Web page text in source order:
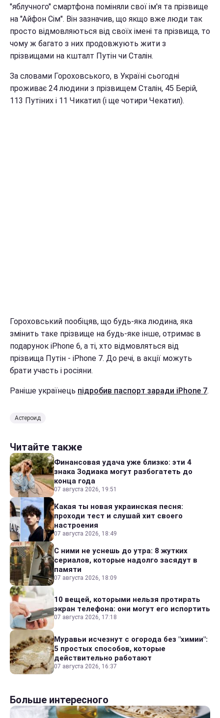
"яблучного" смартфона поміняли свої ім'я та прізвище
на "Айфон Сім". Він зазначив, що якщо вже люди так
просто відмовляються від своїх імені та прізвища, то
чому ж багато з них продовжують жити з
прізвищами на кшталт Путін чи Сталін.
За словами Гороховського, в Україні сьогодні
проживає 24 людини з прізвищем Сталін, 45 Берій,
113 Путіних і 11 Чикатил (і ще чотири Чекатил).
Гороховський пообіцяв, що будь-яка людина, яка
змінить таке прізвище на будь-яке інше, отримає в
подарунок iPhone 6, а ті, хто відмовляться від
прізвища Путін - iPhone 7. До речі, в акції можуть
брати участь і росіяни.
Раніше українець підробив паспорт заради iPhone 7.
Астероид
Читайте также
Финансовая удача уже близко: эти 4
знака Зодиака могут разбогатеть до
конца года
07 августа 2026, 19:51
Какая ты новая украинская песня:
проходи тест и слушай хит своего
настроения
07 августа 2026, 18:49
С ними не уснешь до утра: 8 жутких
сериалов, которые надолго засядут в
памяти
07 августа 2026, 18:09
10 вещей, которыми нельзя протирать
экран телефона: они могут его испортить
07 августа 2026, 17:18
Муравьи исчезнут с огорода без "химии":
5 простых способов, которые
действительно работают
07 августа 2026, 16:37
Больше интересного